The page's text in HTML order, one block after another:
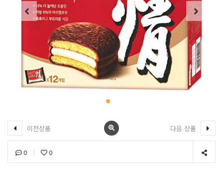
이전상품 다음 상품
0 0